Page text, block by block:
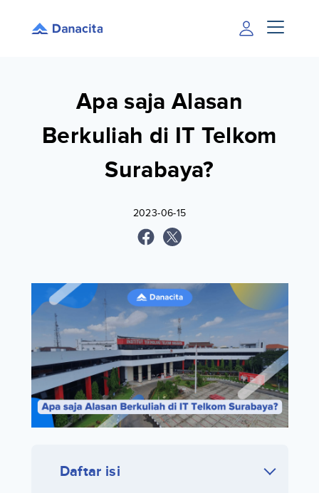
Apa saja Alasan
Berkuliah di IT Telkom
Surabaya?
2023-06-15
Daftar isi